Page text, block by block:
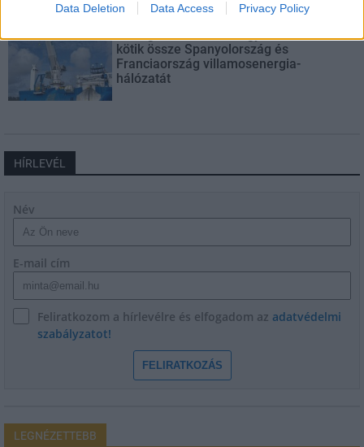
Data Deletion Data Access Privacy Policy
A tengerfenék alatt négy óriáskábellel
kötik össze Spanyolország és
Franciaország villamosenergia-
hálózatát
HÍRLEVÉL
Név
E-mail cím
Feliratkozom a hírlevélre és elfogadom az adatvédelmi
szabályzatot!
FELIRATKOZÁS
LEGNÉZETTEBB